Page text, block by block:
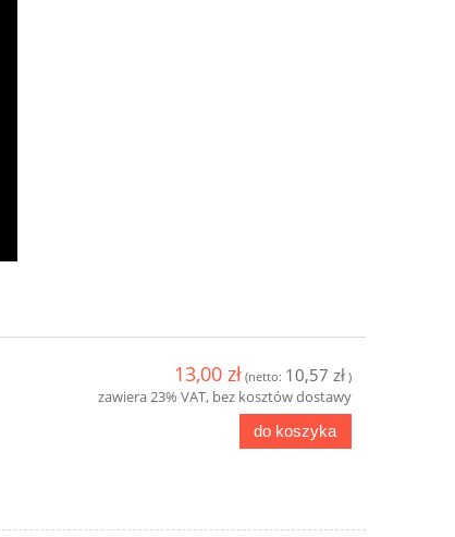
13,00 zł (netto: 10,57 zł)
zawiera 23% VAT, bez kosztów dostawy
do koszyka